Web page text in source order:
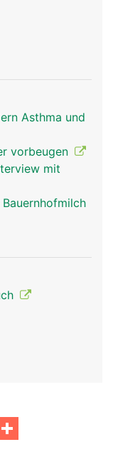
Asthma und
vorbeugen
mit